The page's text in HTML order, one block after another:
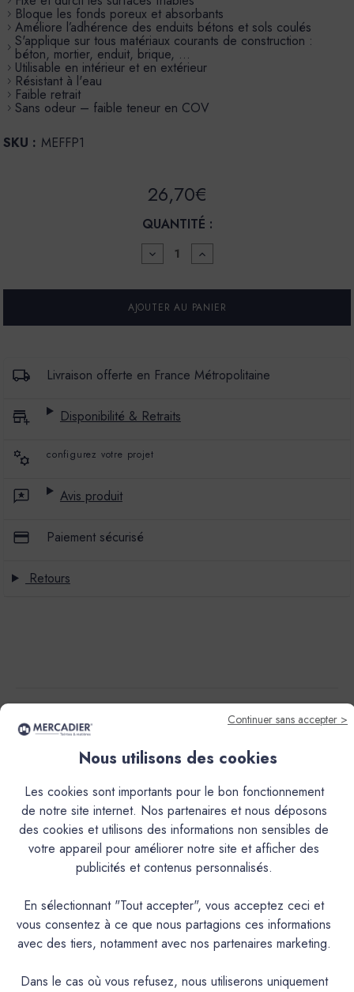
Bloque les fonds poreux et absorbants
Améliore l’adhérence des enduits bétons et sols coulés
S'applique sur tous matériaux courants de construction :
béton, mortier, enduit, brique, …
Utilisable en intérieur et en extérieur
Résistant à l'eau
Faible retrait
Sans odeur – faible teneur en COV
SKU : MEFFP1
26,70€
QUANTITÉ :
DIMINUER
LA
POUR
FIXATEUR
FONDS
1KG
AUGMENTER
LA
POUR
FIXATEUR
FONDS
1KG
Livraison offerte en France Métropolitaine
Disponibilité & Retraits
configurez votre projet
Avis produit
Paiement sécurisé
Retours
Caractéristiques
Documentation Technique
Le Fixateur de Fonds Poreux Mercadier est un primaire
fixateur et durcissant (résine acrylique de grande solidité),
conçu pour préparer efficacement les supports poreux et
profondeur pour fixer et durcir les surfaces friables,
bloquer la porosité et améliorer durablement ladhérence
des enduits bétons et sols coulés. Facile à appliquer, sans
Continuer sans accepter >
Nous utilisons des cookies
Les cookies sont importants pour le bon fonctionnement
de notre site internet. Nos partenaires et nous déposons
des cookies et utilisons des informations non sensibles de
votre appareil pour améliorer notre site et afficher des
publicités et contenus personnalisés.
En sélectionnant "Tout accepter", vous acceptez ceci et
vous consentez à ce que nous partagions ces informations
avec des tiers, notamment avec nos partenaires marketing.
Dans le cas où vous refusez, nous utiliserons uniquement